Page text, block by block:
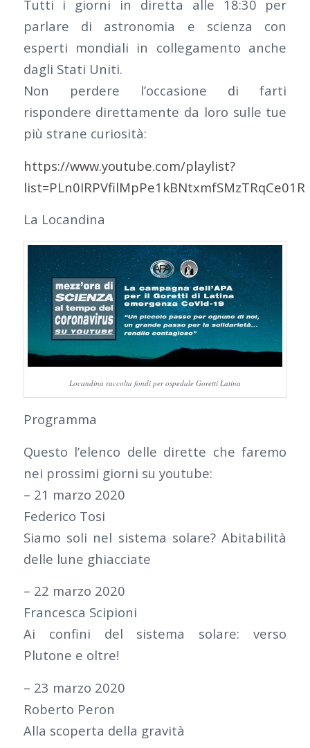
Tutti i giorni in diretta alle 18:30 per
parlare di astronomia e scienza con
esperti mondiali in collegamento anche
dagli Stati Uniti.
Non perdere l’occasione di farti
rispondere direttamente da loro sulle tue
più strane curiosità:
https://www.youtube.com/playlist?
list=PLn0IRPVfilMpPe1kBNtxmfSMzTRqCe01R
La Locandina
Locandina raccolta fondi per ospedale Goretti Latina
Programma
Questo l’elenco delle dirette che faremo
nei prossimi giorni su youtube:
– 21 marzo 2020
Federico Tosi
Siamo soli nel sistema solare? Abitabilità
delle lune ghiacciate
– 22 marzo 2020
Francesca Scipioni
Ai confini del sistema solare: verso
Plutone e oltre!
– 23 marzo 2020
Roberto Peron
Alla scoperta della gravità